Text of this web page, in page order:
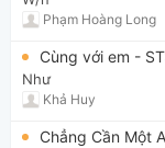
Tắt quảng
Phạm Hoàng Long
Cùng với em -
Như
Khả Huy
Chẳng Cần Một